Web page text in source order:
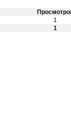
1
1